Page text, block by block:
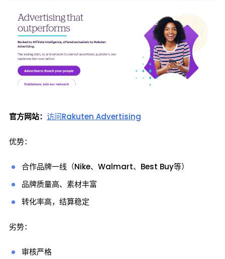
官方网站： 访问Rakuten Advertising
优势：
合作品牌一线（Nike、Walmart、Best Buy等）
品牌质量高、素材丰富
转化率高，结算稳定
劣势：
审核严格